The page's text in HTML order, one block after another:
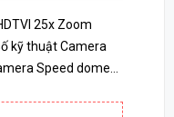
25x Zoom
kỹ thuật Camera
Độ phân giải